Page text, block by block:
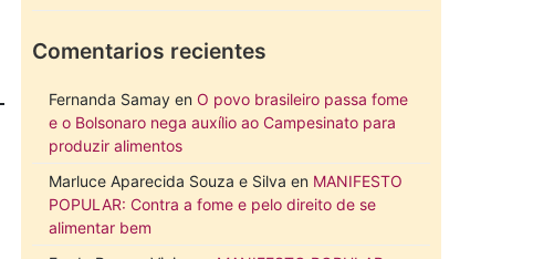
Comentarios recientes
Fernanda Samay en O povo brasileiro passa fome
e o Bolsonaro nega auxílio ao Campesinato para
produzir alimentos
Marluce Aparecida Souza e Silva en MANIFESTO
POPULAR: Contra a fome e pelo direito de se
alimentar bem